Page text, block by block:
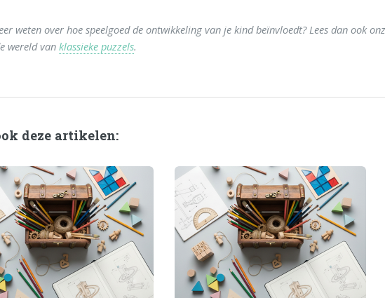
weten over hoe speelgoed de ontwikkeling van je kind beïnvloedt? Lees dan ook
wereld vanklassieke puzzels.
deze artikelen: